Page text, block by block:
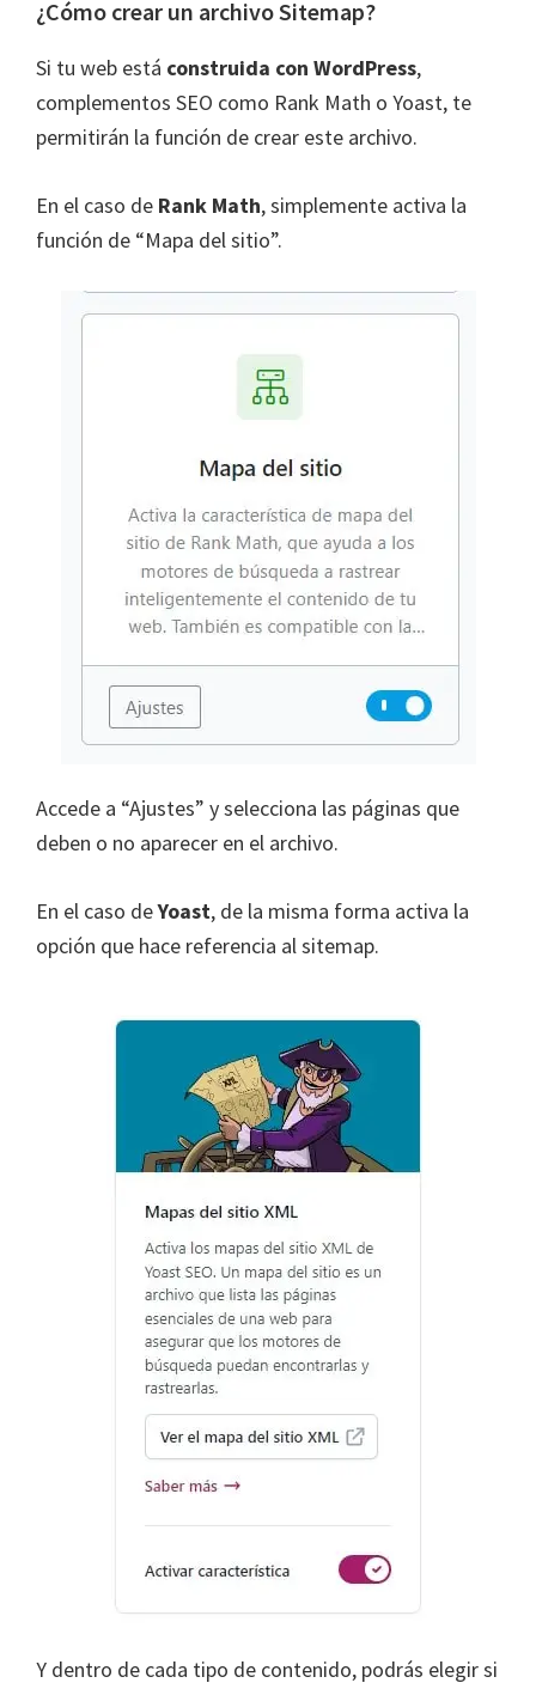
¿Cómo crear un archivo Sitemap?
Si tu web está construida con WordPress,
complementos SEO como Rank Math o Yoast, te
permitirán la función de crear este archivo.
En el caso de Rank Math, simplemente activa la
función de “Mapa del sitio”.
Accede a “Ajustes” y selecciona las páginas que
deben o no aparecer en el archivo.
En el caso deYoast, de la misma forma activa la
opción que hace referencia al sitemap.
Y dentro de cada tipo de contenido, podrás elegir si